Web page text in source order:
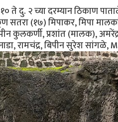
ते दु. २ च्या दरम्यान ठिकाण
(१७) मिपाकर, मिपा
कुलकर्णी, प्रशांत (मालक),
रामचंद्र, बिपीन सुरेश सांगळे,